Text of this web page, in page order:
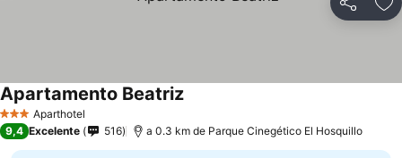
Partilhar
3 EstrelasAparthotel
Apartamento BeatrizVer preços
9,4 Excelente 516 a 0.3 km de Parque Cinegético El Hosquillo